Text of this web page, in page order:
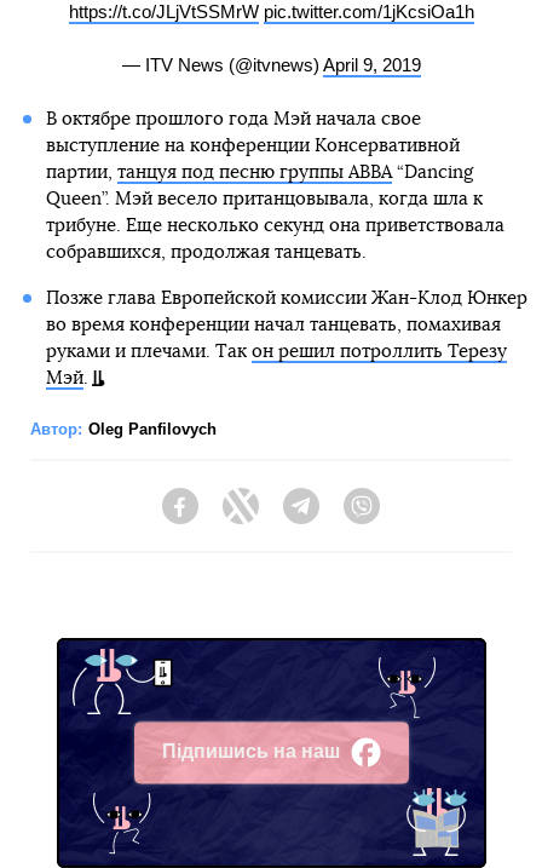
https://t.co/JLjVtSSMrW pic.twitter.com/1jKcsiOa1h
— ITV News (@itvnews) April 9, 2019
В октябре прошлого года Мэй начала свое
выступление на конференции Консервативной
партии, танцуя под песню группы АВВА“Dancing
Queen”. Мэй весело пританцовывала, когда шла к
трибуне. Еще несколько секунд она приветствовала
собравшихся, продолжая танцевать.
Позже глава Европейской комиссии Жан-Клод Юнкер
во время конференции начал танцевать, помахивая
руками и плечами. Так он решил потроллить Терезу
Мэй.
Автор: Oleg Panfilovych
FacebookTwitter Telegram
Підпишись на наш
Facebook